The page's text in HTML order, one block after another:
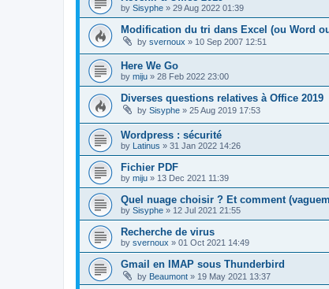
by Sisyphe » 29 Aug 2022 01:39
Modification du tri dans Excel (ou Word
by svernoux » 10 Sep 2007 12:51
Here We Go
by miju » 28 Feb 2022 23:00
Diverses questions relatives à Office 2019
by Sisyphe » 25 Aug 2019 17:53
Wordpress : sécurité
by Latinus » 31 Jan 2022 14:26
Fichier PDF
by miju » 13 Dec 2021 11:39
Quel nuage choisir ? Et comment
by Sisyphe » 12 Jul 2021 21:55
Recherche de virus
by svernoux » 01 Oct 2021 14:49
Gmail en IMAP sous Thunderbird
by Beaumont » 19 May 2021 13:37